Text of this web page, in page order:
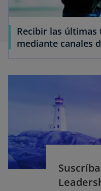
Recibir las últimas
mediante canales